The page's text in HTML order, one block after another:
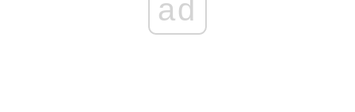
ad